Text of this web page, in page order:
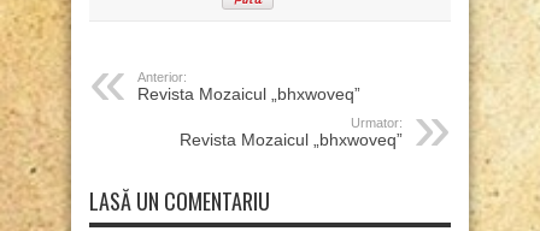
Anterior:
Revista Mozaicul „bhxwoveq”
Urmator:
Revista Mozaicul „bhxwoveq”
LASĂ UN COMENTARIU